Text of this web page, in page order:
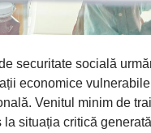
securitate socială
economice
Venitul minim de
situația critică